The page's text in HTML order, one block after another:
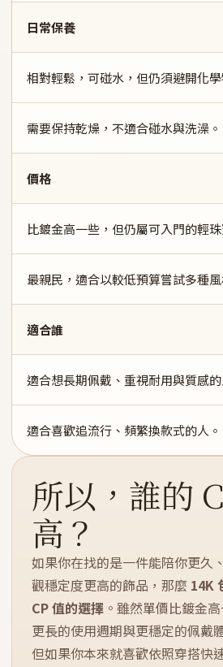
日常保養
相對輕鬆，可碰水，但仍須避開化學
需要保持乾燥，不適合碰水與洗澡。
價格
比鍍金高一些，但仍屬可入門的輕珠
最親民，適合以較低預算嘗試多種風
適合誰
適合想長期佩戴、重視耐用與質感的
適合喜歡追流行、頻繁換款式的人。
所以，誰的
高？
如果你在找的是一件能陪你更久
觀穩定度更高的飾品，那麼 14K
CP 值的選擇 。雖然單價比鍍金
更長的使用週期與更穩定的佩戴
但如果你本來就喜歡依照穿搭快